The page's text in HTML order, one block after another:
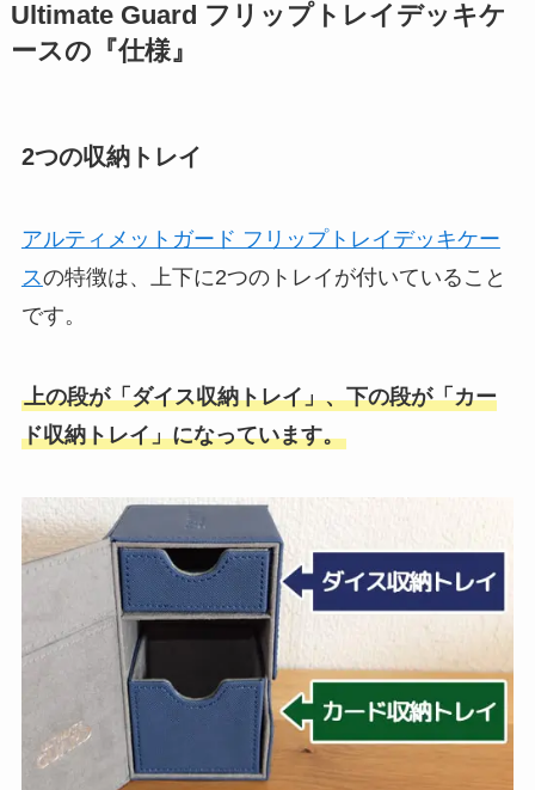
Ultimate Guard フリップトレイデッキケ
ースの『仕様』
2つの収納トレイ
アルティメットガード フリップトレイデッキケー
スの特徴は、上下に2つのトレイが付いていること
です。
上の段が「ダイス収納トレイ」、下の段が「カー
ド収納トレイ」になっています。